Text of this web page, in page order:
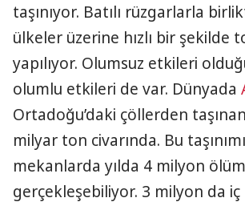
taşınıyor. Batılı rüzgarlarla
ülkeler üzerine hızlı bir şekilde
yapılıyor. Olumsuz etkileri
olumlu etkileri de var. Dünyada
Ortadoğu’daki çöllerden
milyar ton civarında. Bu
mekanlarda yılda 4 milyon ölüm
gerçekleşebiliyor. 3 milyon da